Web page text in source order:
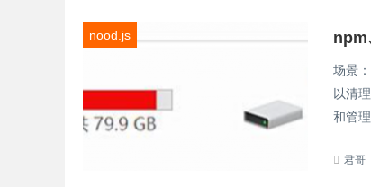
nood.js
场景
以清理试试 清理方法： 一 pnpmpnpm 是一
和管
君哥